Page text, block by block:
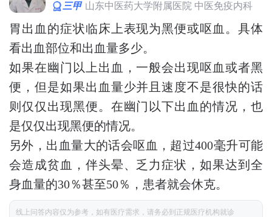
三甲 山东中医药大学附属医院 中医免疫内科
胃出血的症状临床上表现为黑便或呕血。具体
看出血部位和出血量多少。
如果在幽门以上出血，一般会出现呕血或者黑
便，但是如果出血量少并且速度不是很快的话
则仅仅出现黑便。在幽门以下出血的情况，也
是仅仅出现黑便的情况。
另外，出血量大的话会呕血，超过400毫升可能
会造成贫血，伴头晕、乏力症状，如果达到全
身血量的30％甚至50％，患者就会休克。
线上问答内容仅为参考，如有医疗需求，请务必到正规医疗机构就诊